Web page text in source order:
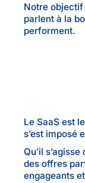
Notre objectif
parlent à la
performent.
Le SaaS est
s’est imposé
Qu’il
des offres
engageants